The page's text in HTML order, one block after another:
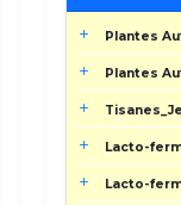
Plantes
Plantes
Lacto-
Lacto-